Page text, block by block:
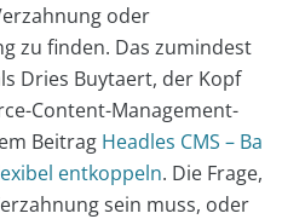
oder
zu finden. Das zumindest
Dries Buytaert, der Kopf
Content-Management-
Beitrag Headles CMS – Ba
entkoppeln. Die Frage,
sein muss, oder